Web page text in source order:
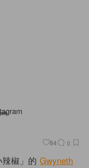
84 0
椒」的 Gwyneth